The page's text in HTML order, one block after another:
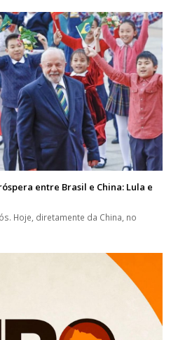
entre Brasil e China: Lula e
Hoje, diretamente da China, no